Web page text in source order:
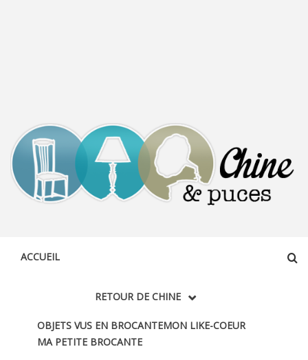
ACCUEIL
RETOUR DE CHINE
OBJETS VUS EN BROCANTEMON LIKE-COEUR
MA PETITE BROCANTE